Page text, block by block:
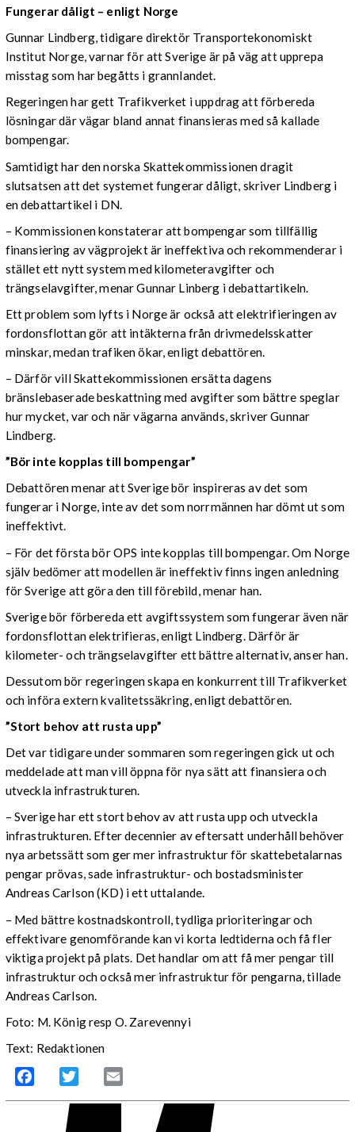
Fungerar dåligt – enligt Norge
Gunnar Lindberg, tidigare direktör Transportekonomiskt
Institut Norge, varnar för att Sverige är på väg att upprepa
misstag som har begåtts i grannlandet.
Regeringen har gett Trafikverket i uppdrag att förbereda
lösningar där vägar bland annat finansieras med så kallade
bompengar.
Samtidigt har den norska Skattekommissionen dragit
slutsatsen att det systemet fungerar dåligt, skriver Lindberg i
en debattartikel i DN.
– Kommissionen konstaterar att bompengar som tillfällig
finansiering av vägprojekt är ineffektiva och rekommenderar i
stället ett nytt system med kilometeravgifter och
trängselavgifter, menar Gunnar Linberg i debattartikeln.
Ett problem som lyfts i Norge är också att elektrifieringen av
fordonsflottan gör att intäkterna från drivmedelsskatter
minskar, medan trafiken ökar, enligt debattören.
– Därför vill Skattekommissionen ersätta dagens
bränslebaserade beskattning med avgifter som bättre speglar
hur mycket, var och när vägarna används, skriver Gunnar
Lindberg.
”Bör inte kopplas till bompengar”
Debattören menar att Sverige bör inspireras av det som
fungerar i Norge, inte av det som norrmännen har dömt ut som
ineffektivt.
– För det första bör OPS inte kopplas till bompengar. Om Norge
själv bedömer att modellen är ineffektiv finns ingen anledning
för Sverige att göra den till förebild, menar han.
Sverige bör förbereda ett avgiftssystem som fungerar även när
fordonsflottan elektrifieras, enligt Lindberg. Därför är
kilometer- och trängselavgifter ett bättre alternativ, anser han.
Dessutom bör regeringen skapa en konkurrent till Trafikverket
och införa extern kvalitetssäkring, enligt debattören.
”Stort behov att rusta upp”
Det var tidigare under sommaren som regeringen gick ut och
meddelade att man vill öppna för nya sätt att finansiera och
utveckla infrastrukturen.
– Sverige har ett stort behov av att rusta upp och utveckla
infrastrukturen. Efter decennier av eftersatt underhåll behöver
nya arbetssätt som ger mer infrastruktur för skattebetalarnas
pengar prövas, sade infrastruktur- och bostadsminister
Andreas Carlson (KD) i ett uttalande.
– Med bättre kostnadskontroll, tydliga prioriteringar och
effektivare genomförande kan vi korta ledtiderna och få fler
viktiga projekt på plats. Det handlar om att få mer pengar till
infrastruktur och också mer infrastruktur för pengarna, tillade
Andreas Carlson.
Foto: M. König resp O. Zarevennyi
Text: Redaktionen
Facebook Twitter